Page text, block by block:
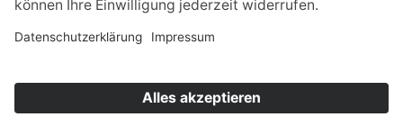
Downloads